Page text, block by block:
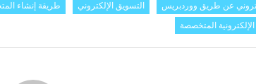
عن طريق ووردبريس التسويق الإلكتروني
طريقة إنشاء
المتخصصة